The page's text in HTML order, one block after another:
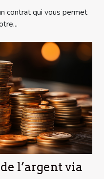
contrat qui vous permet
l’argent via